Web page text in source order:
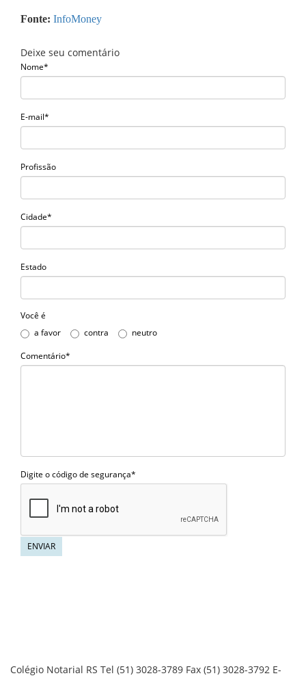
Fonte: InfoMoney
Deixe seu comentário
Nome*
E-mail*
Profissão
Cidade*
Estado
Você é
a favor
contra neutro
Comentário*
Digite o código de segurança*
ENVIAR
Colégio Notarial RS Tel (51) 3028-3789 Fax (51) 3028-3792 E-